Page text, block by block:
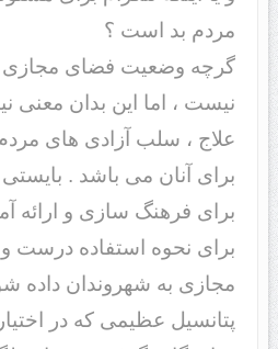
مردم بد است ؟
گرچه وضعیت فضای
نیست ، اما این بدان معنی
علاج ، سلب آزادی های
برای آنان می باشد .
برای فرهنگ سازی و ارائه
برای نحوه استفاده درست و
مجازی به شهروندان داده
پتانسیل عظیمی که در